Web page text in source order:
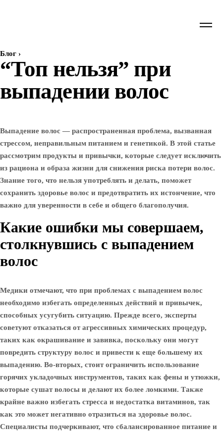
Блог ›
“Топ нельзя” при
выпадении волос
Выпадение волос — распространенная проблема, вызванная
стрессом, неправильным питанием и генетикой. В этой статье
рассмотрим продукты и привычки, которые следует исключить
из рациона и образа жизни для снижения риска потери волос.
Знание того, что нельзя употреблять и делать, поможет
сохранить здоровье волос и предотвратить их истончение, что
важно для уверенности в себе и общего благополучия.
Какие ошибки мы совершаем,
столкнувшись с выпадением
волос
Медики отмечают, что при проблемах с выпадением волос
необходимо избегать определенных действий и привычек,
способных усугубить ситуацию. Прежде всего, эксперты
советуют отказаться от агрессивных химических процедур,
таких как окрашивание и завивка, поскольку они могут
повредить структуру волос и привести к еще большему их
выпадению. Во-вторых, стоит ограничить использование
горячих укладочных инструментов, таких как фены и утюжки,
которые сушат волосы и делают их более ломкими. Также
крайне важно избегать стресса и недостатка витаминов, так
как это может негативно отразиться на здоровье волос.
Специалисты подчеркивают, что сбалансированное питание и